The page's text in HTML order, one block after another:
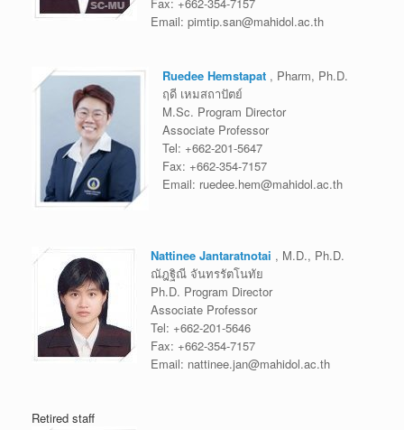
Email: pimtip.san@mahidol.ac.th
Ruedee Hemstapat , Pharm, Ph.D.
ฤดี เหมสถาปัตย์
M.Sc. Program Director
Associate Professor
Tel: +662-201-5647
Fax: +662-354-7157
Email: ruedee.hem@mahidol.ac.th
Nattinee Jantaratnotai , M.D., Ph.D.
ณัฎฐิณี จันทรรัตโนทัย
Ph.D. Program Director
Associate Professor
Tel: +662-201-5646
Fax: +662-354-7157
Email: nattinee.jan@mahidol.ac.th
Retired staff